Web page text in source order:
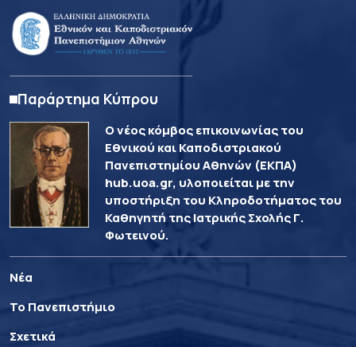
Παράρτημα Κύπρου
Ο νέος κόμβος επικοινωνίας του
Εθνικού και Καποδιστριακού
Πανεπιστημίου Αθηνών (ΕΚΠΑ)
hub.uoa.gr, υλοποιείται με την
υποστήριξη του Κληροδοτήματος του
Καθηγητή της Ιατρικής Σχολής Γ.
Φωτεινού.
Νέα
Το Πανεπιστήμιο
Σχετικά